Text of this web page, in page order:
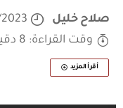
صلاح خليل
2023
وقت القراءة: 8 دقيقة
أقرأ المزيد